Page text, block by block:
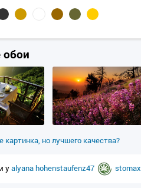
картинка, но лучшего качества?
уalyana hohenstaufenz47 stomax